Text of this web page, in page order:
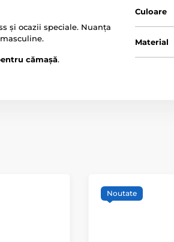
și ocazii speciale. Nuanța
cămașă.
Culoare
Material
Noutate